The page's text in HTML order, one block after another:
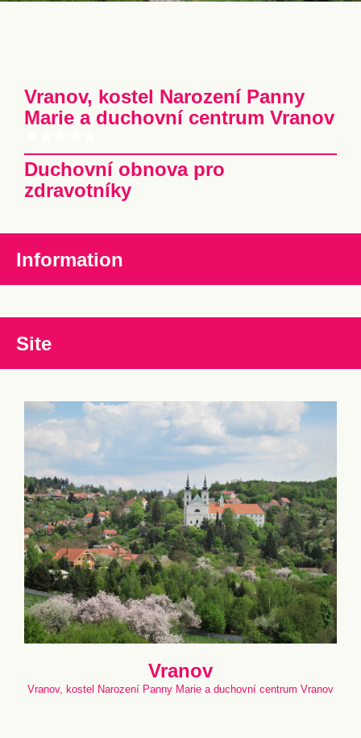
Vranov, kostel Narození Panny
Marie a duchovní centrum Vranov
Duchovní obnova pro
zdravotníky
Information
Site
Vranov
Vranov, kostel Narození Panny Marie a duchovní centrum Vranov